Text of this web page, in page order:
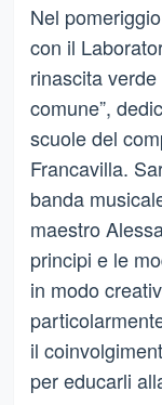
Nel
con il
rinascita
comune”,
scuole del
Francavilla.
banda
maestro
principi e le
in modo
il
per educarli